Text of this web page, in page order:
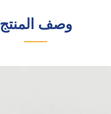
وصف المنتج